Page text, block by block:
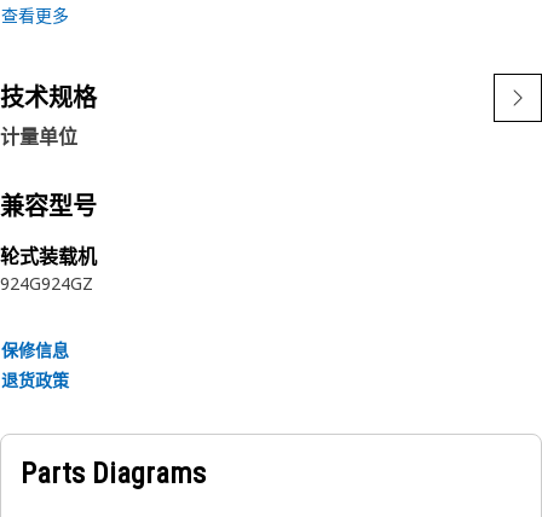
查看更多
技术规格
计量单位
兼容型号
轮式装载机
924G924GZ
保修信息
退货政策
Parts Diagrams